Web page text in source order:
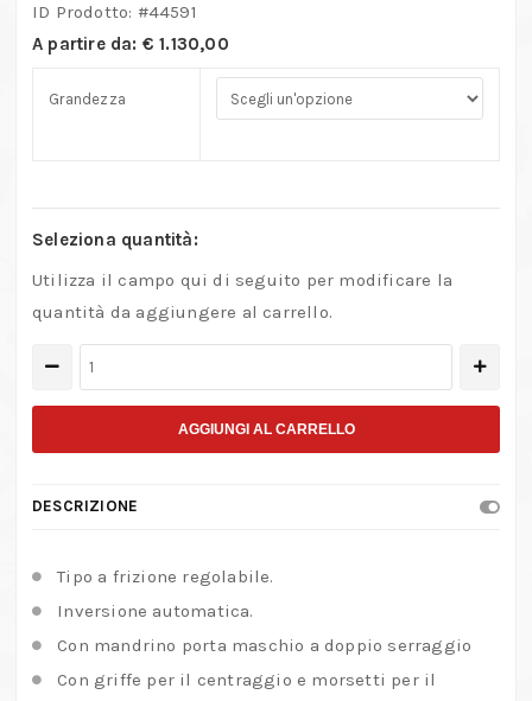
ID Prodotto: #44591
A partire da: € 1.130,00
Grandezza
Seleziona quantità:
Utilizza il campo qui di seguito per modificare la
quantità da aggiungere al carrello.
Apparecchio
a
regolabile
AGGIUNGI AL CARRELLO
DESCRIZIONE
Tipo a frizione regolabile.
Inversione automatica.
Con mandrino porta maschio a doppio serraggio
Con griffe per il centraggio e morsetti per il